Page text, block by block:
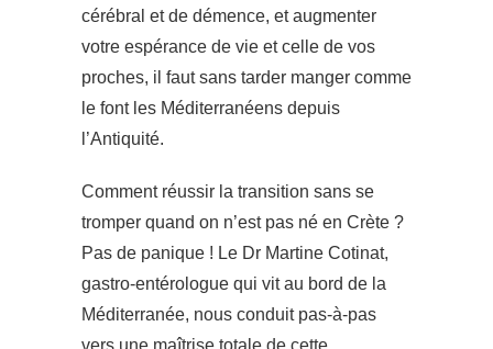
cérébral et de démence, et augmenter
votre espérance de vie et celle de vos
proches, il faut sans tarder manger comme
le font les Méditerranéens depuis
l’Antiquité.
Comment réussir la transition sans se
tromper quand on n’est pas né en Crète ?
Pas de panique ! Le Dr Martine Cotinat,
gastro-entérologue qui vit au bord de la
Méditerranée, nous conduit pas-à-pas